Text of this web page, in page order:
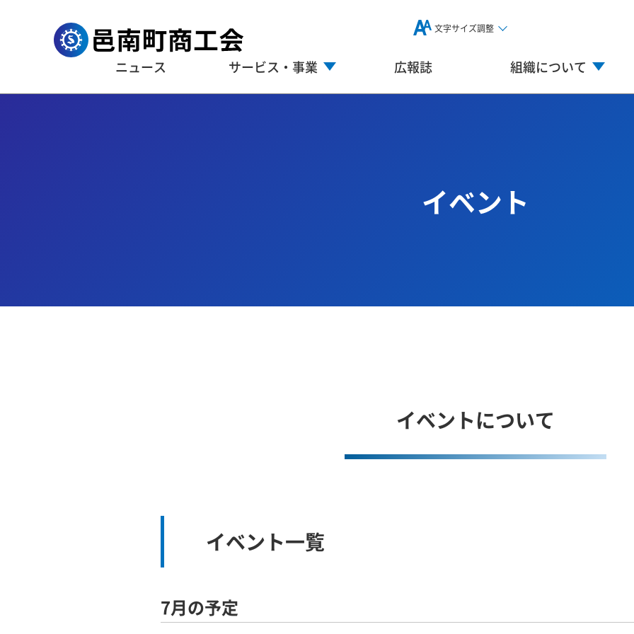
文字サイズ調整
ニュース サービス・事業 広報誌 組織について
イベント
イベントについて
イベント一覧
7月の予定